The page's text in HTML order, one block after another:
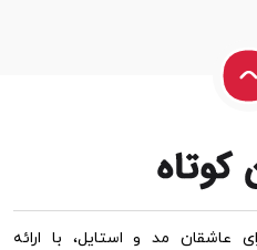
عاشقان مد و استایل، با ارائه